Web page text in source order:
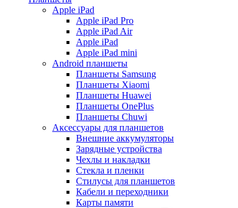
Apple iPad
Apple iPad Pro
Apple iPad Air
Apple iPad
Apple iPad mini
Android планшеты
Планшеты Samsung
Планшеты Xiaomi
Планшеты Huawei
Планшеты OnePlus
Планшеты Chuwi
Аксессуары для планшетов
Внешние аккумуляторы
Зарядные устройства
Чехлы и накладки
Стекла и пленки
Стилусы для планшетов
Кабели и переходники
Карты памяти